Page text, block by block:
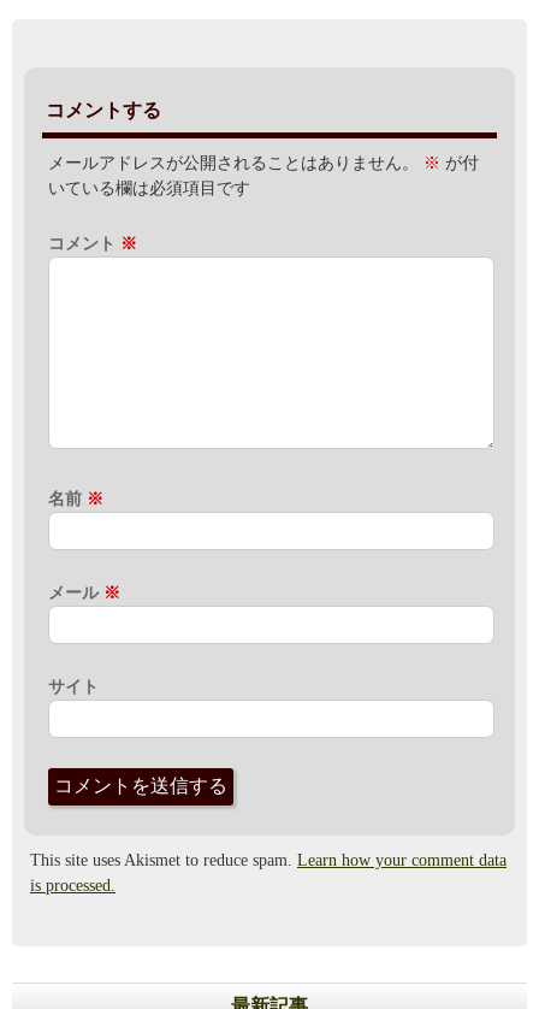
コメントする
メールアドレスが公開されることはありません。 ※ が付
いている欄は必須項目です
コメント ※
名前 ※
メール ※
サイト
This site uses Akismet to reduce spam. Learn how your comment data
is processed.